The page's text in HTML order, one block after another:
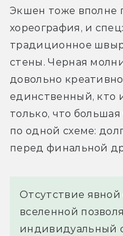
Экшен тоже вполне
хореография, и
традиционное
стены. Черная
довольно
единственный, кто
только, что
по одной схеме:
перед финальной
Отсутствие явной
вселенной
индивидуальный